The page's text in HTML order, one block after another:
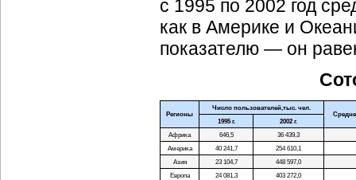
с 1995 по 2002 год
как в Америке и
показателю — он
Регионы
Число пользователей,тыс. чел.
1995 г.
2002 г.
Африка
646,5
36 439,3
Америка
40 241,7
254 610,1
Азия
23 104,7
448 597,0
Европа
24 081,3
403 272,0